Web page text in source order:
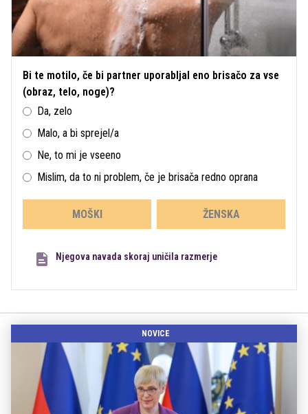
Bi te motilo, če bi partner uporabljal eno brisačo za vse
(obraz, telo, noge)?
Da, zelo
Malo, a bi sprejel/a
Ne, to mi je vseeno
Mislim, da to ni problem, če je brisača redno oprana
MOŠKI ŽENSKA
Njegova navada skoraj uničila razmerje
NOVICE